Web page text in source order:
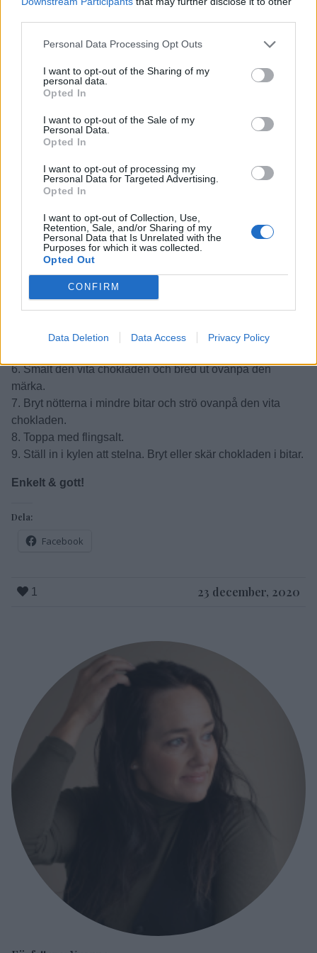
Personal Data Processing Opt Outs
I want to opt-out of the Sharing of my
personal data.
Opted In
I want to opt-out of the Sale of my
Personal Data.
Opted In
I want to opt-out of processing my
Personal Data for Targeted Advertising.
Opted In
I want to opt-out of Collection, Use,
Retention, Sale, and/or Sharing of my
Personal Data that Is Unrelated with the
Purposes for which it was collected.
Opted Out
CONFIRM
Data Deletion Data Access Privacy Policy
Välj också vilken typ av choklad du vill använda, valde
Chokladbräck
100 g mörk choklad
150 g vit choklad
1 dl glögg
flingsalt
1. Smält den mörka chokladen och bred ut på ett
bakplåtspapper i en form eller på en bricka.
2. Ställ åt sidan för att svalna något och sedan i kylen i tio
minuter.
3. Grovhacka nötterna och rosta under omrörning i en torr
panna tills de börjar få lite färg.
glöggen är borta.
6. Smält den vita chokladen och bred ut ovanpå den
märka.
7. Bryt nötterna i mindre bitar och strö ovanpå den vita
chokladen.
8. Toppa med flingsalt.
9. Ställ in i kylen att stelna. Bryt eller skär chokladen i bitar.
Enkelt & gott!
Dela:
Facebook
1 23 december, 2020